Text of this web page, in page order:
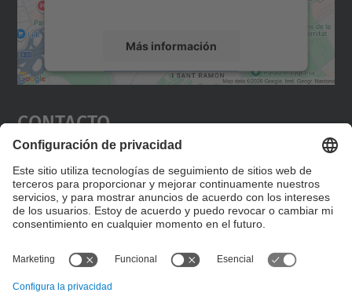
Más información
Aceptar
powered by
Contacto
Editad en la página "Contacto personalizado", que
encontraréis en la raíz de español, vuestros datos
personalizados de contacto.
Formulario de contacto